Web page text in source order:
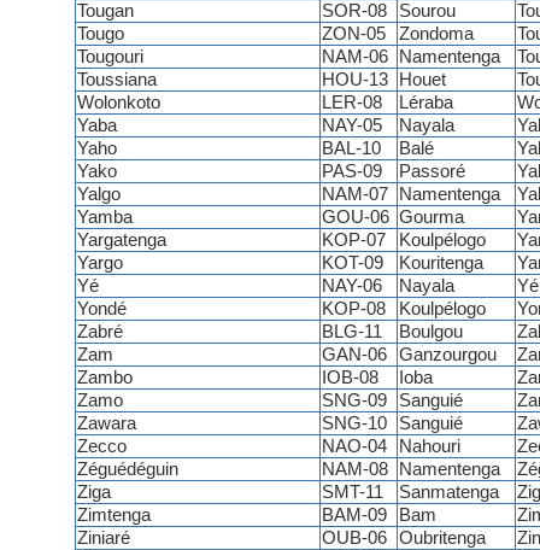
Tougan
SOR-08 Sourou
Tougo
ZON-05 Zondoma
Tougouri
NAM-06 Namentenga
Toussiana
HOU-13 Houet
Wolonkoto
LER-08 Léraba
Yaba
NAY-05 Nayala
Yaho
BAL-10 Balé
Yako
PAS-09 Passoré
Yalgo
NAM-07 Namentenga
Yamba
GOU-06 Gourma
Yargatenga
KOP-07 Koulpélogo
Yargo
KOT-09 Kouritenga
Yé
NAY-06 Nayala
Yé
Yondé
KOP-08 Koulpélogo
Zabré
BLG-11 Boulgou
Zam
GAN-06 Ganzourgou
Zambo
IOB-08 Ioba
Zamo
SNG-09 Sanguié
Zawara
SNG-10 Sanguié
Zecco
NAO-04 Nahouri
Zéguédéguin
NAM-08 Namentenga
Ziga
SMT-11 Sanmatenga
Zimtenga
BAM-09 Bam
Ziniaré
OUB-06 Oubritenga